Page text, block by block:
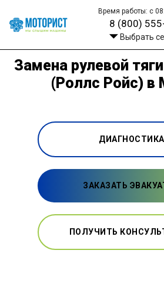
Время работы: с
8 (800)
Выбрать
Замена рулевой
(Роллс Ройс) в
ДИАГНОСТИКА
ЗАКАЗАТЬ
ПОЛУЧИТЬ